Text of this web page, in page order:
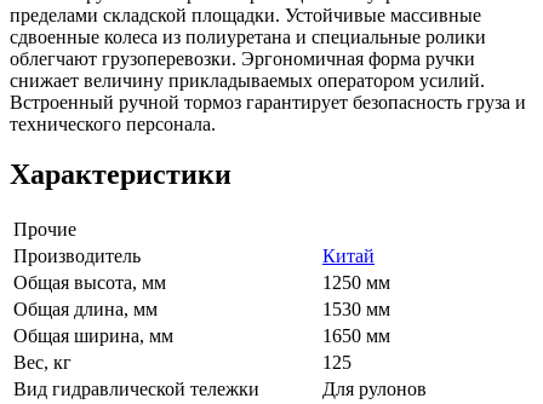
пределами складской площадки. Устойчивые массивные
сдвоенные колеса из полиуретана и специальные ролики
облегчают грузоперевозки. Эргономичная форма ручки
снижает величину прикладываемых оператором усилий.
Встроенный ручной тормоз гарантирует безопасность груза и
технического персонала.
Характеристики
Прочие
Производитель
Китай
Общая высота, мм
1250 мм
Общая длина, мм
1530 мм
Общая ширина, мм
1650 мм
Вес, кг
125
Вид гидравлической тележки
Для рулонов